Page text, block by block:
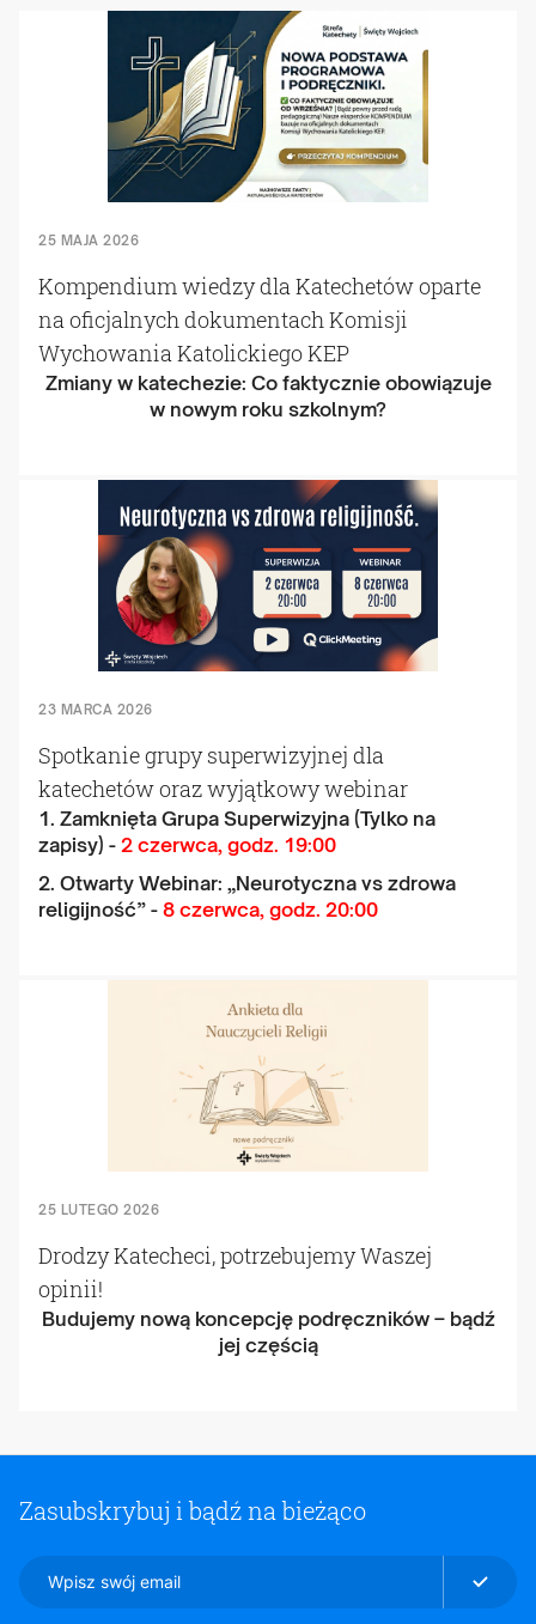
25 MAJA 2026
Kompendium wiedzy dla Katechetów oparte
na oficjalnych dokumentach Komisji
Wychowania Katolickiego KEP
Zmiany w katechezie: Co faktycznie obowiązuje
w nowym roku szkolnym?
23 MARCA 2026
Spotkanie grupy superwizyjnej dla
katechetów oraz wyjątkowy webinar
1. Zamknięta Grupa Superwizyjna (Tylko na
zapisy) - 2 czerwca, godz. 19:00
2. Otwarty Webinar: „Neurotyczna vs zdrowa
religijność” - 8 czerwca, godz. 20:00
25 LUTEGO 2026
Drodzy Katecheci, potrzebujemy Waszej
opinii!
Budujemy nową koncepcję podręczników – bądź
jej częścią
Zasubskrybuj i bądź na bieżąco